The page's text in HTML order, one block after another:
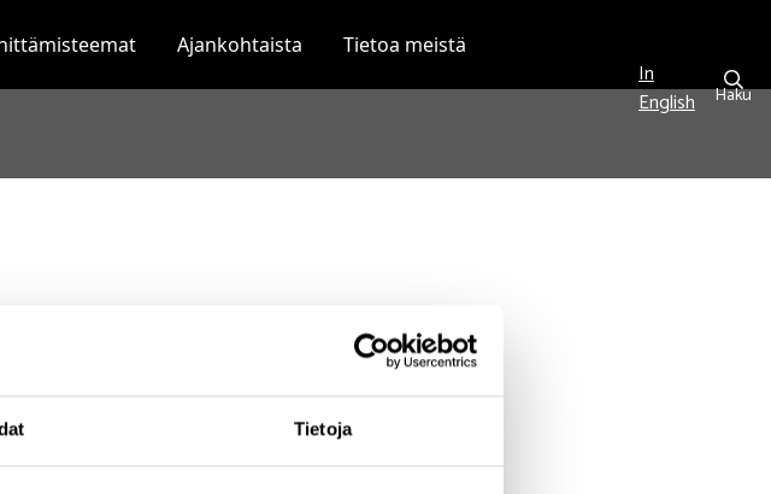
Tietoja
Ajankohtaista Tietoa meistä
In
English
Haku